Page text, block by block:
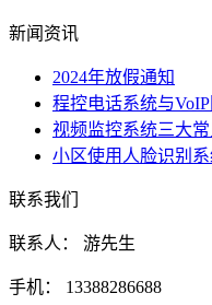
新闻资讯
2024年放假通知
程控电话系统与
视频监控系统三大
小区使用人脸识别
联系我们
联系人： 游先生
手机： 13388286688